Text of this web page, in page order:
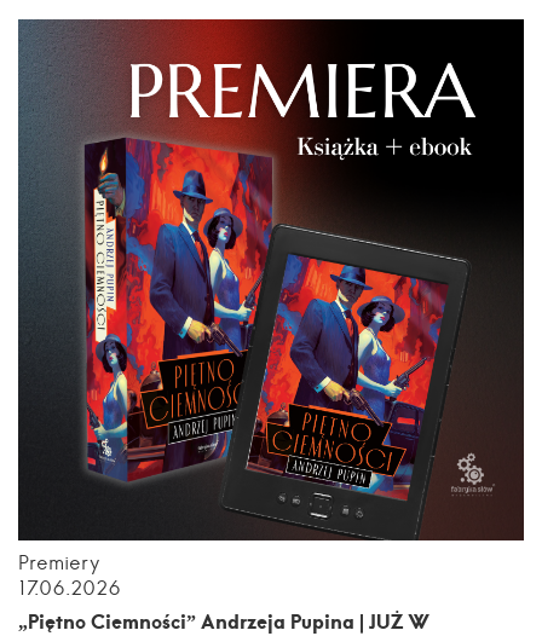
Premiery
17.06.2026
„Piętno Ciemności” Andrzeja Pupina | JUŻ W